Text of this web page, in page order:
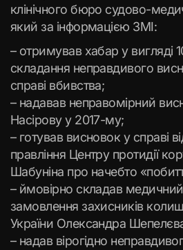
клінічного бюро судово-
який за інформацією ЗМІ:
– отримував хабар у вигляді
складання неправдивого
справі вбивства;
– надавав неправомірний
Насірову у 2017-му;
– готував висновок у справі
правління Центру протидії
Шабуніна про начебто
– ймовірно складав
замовлення захисників
України Олександра
– надав вірогідно